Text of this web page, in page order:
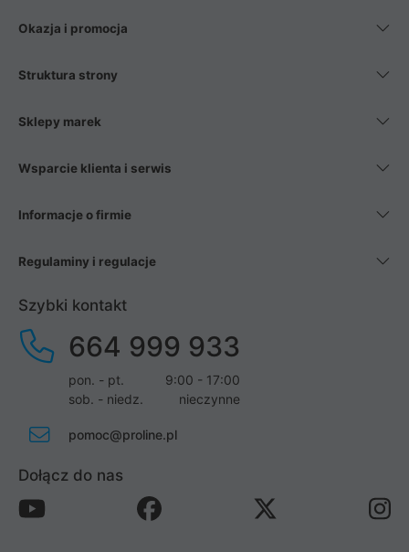
Okazja i promocja
Struktura strony
Sklepy marek
Wsparcie klienta i serwis
Informacje o firmie
Regulaminy i regulacje
Szybki kontakt
664 999 933
pon. - pt.
9:00 - 17:00
sob. - niedz.
nieczynne
pomoc@proline.pl
Dołącz do nas